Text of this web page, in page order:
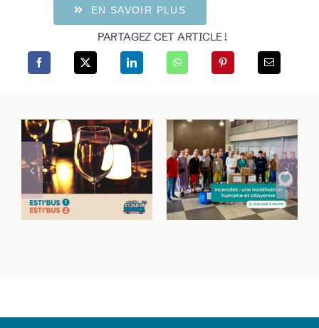
EN SAVOIR PLUS
PARTAGEZ CET ARTICLE !
Rejoignez vos lieux
de sortie avec les
navettes Esti’Bus
Incendies dans le
Haut-Var : une
mobilisation
humaine et
citoyenne